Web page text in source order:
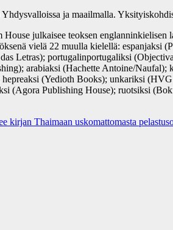
ja maailmalla.
julkaisee teoksen
vielä 22 muulla kielellä: espanjaksi
Letras); portugalinportugaliksi
arabiaksi (Hachette Antoine/
(Yedioth Books); unkariksi
(Agora Publishing House); ruotsiksi
kirjan Thaimaan uskomattomasta